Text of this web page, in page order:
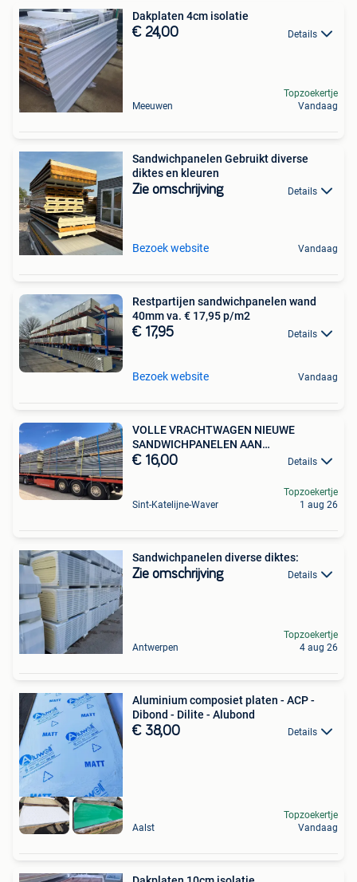
Dakplaten 4cm isolatie
€ 24,00 Details
Meeuwen
Topzoekertje
Vandaag
Sandwichpanelen Gebruikt diverse
diktes en kleuren
Zie omschrijving Details
Bezoek website Vandaag
Restpartijen sandwichpanelen wand
40mm va. € 17,95 p/m2
€ 17,95 Details
Bezoek website Vandaag
VOLLE VRACHTWAGEN NIEUWE
SANDWICHPANELEN AAN
DUMPINGSPRIJZEN
€ 16,00 Details
Sint-Katelijne-Waver
Topzoekertje
1 aug 26
Sandwichpanelen diverse diktes:
Zie omschrijving Details
Antwerpen
Topzoekertje
4 aug 26
Aluminium composiet platen - ACP -
Dibond - Dilite - Alubond
€ 38,00 Details
Aalst
Topzoekertje
Vandaag